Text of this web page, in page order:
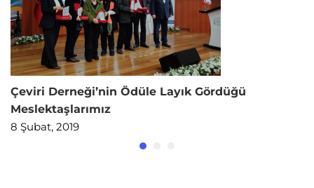
Çeviri Derneği’nin Ödüle Layık Gördüğü
Meslektaşlarımız
8 Şubat, 2019